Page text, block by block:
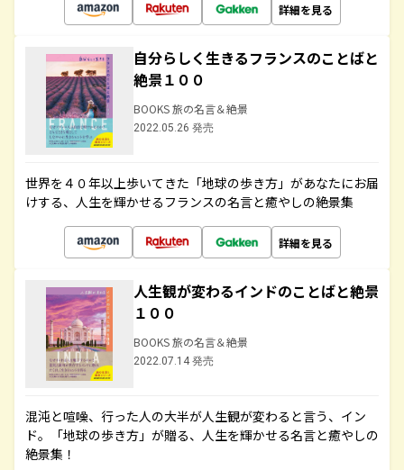
詳細を見る
自分らしく生きるフランスのことばと
絶景１００
BOOKS 旅の名言＆絶景
2022.05.26 発売
世界を４０年以上歩いてきた「地球の歩き方」があなたにお届
けする、人生を輝かせるフランスの名言と癒やしの絶景集
詳細を見る
人生観が変わるインドのことばと絶景
１００
BOOKS 旅の名言＆絶景
2022.07.14 発売
混沌と喧噪、行った人の大半が人生観が変わると言う、イン
ド。「地球の歩き方」が贈る、人生を輝かせる名言と癒やしの
絶景集！